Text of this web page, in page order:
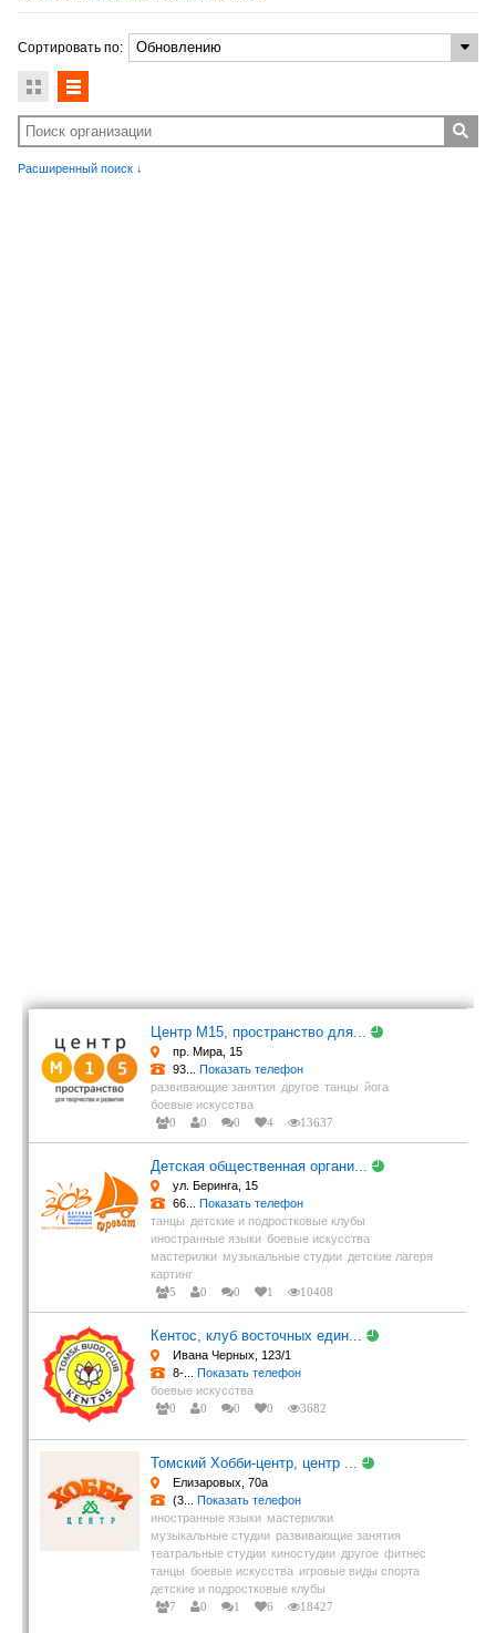
Сортировать по:
Расширенный поиск ↓
Центр М15, пространство для...
пр. Мира, 15
93...Показать телефон
развивающие занятия другое танцы йога
боевые искусства
0 0 0 4 13637
Детская общественная органи...
ул. Беринга, 15
66...Показать телефон
танцы детские и подростковые клубы
иностранные языки боевые искусства
мастерилки музыкальные студии детские лагеря
картинг
5 0 0 1 10408
Кентос, клуб восточных един...
Ивана Черных, 123/1
8-...Показать телефон
боевые искусства
0 0 0 0 3682
Томский Хобби-центр, центр ...
Елизаровых, 70а
(3...Показать телефон
иностранные языки мастерилки
музыкальные студии развивающие занятия
театральные студии киностудии другое фитнес
танцы боевые искусства игровые виды спорта
детские и подростковые клубы
7 0 1 6 18427